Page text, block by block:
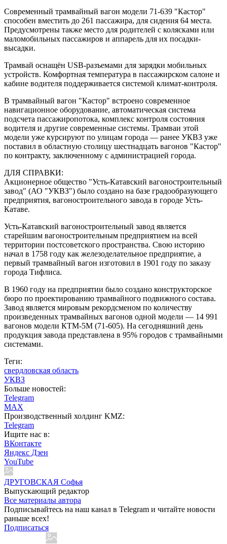
Современный трамвайный вагон модели 71-639 "Кастор"
способен вместить до 261 пассажира, для сидения 64 места.
Предусмотрены также место для родителей с колясками или
маломобильных пассажиров и аппарель для их посадки-
высадки.
Трамвай оснащён USB-разъемами для зарядки мобильных
устройств. Комфортная температура в пассажирском салоне и
кабине водителя поддерживается системой климат-контроля.
В трамвайный вагон "Кастор" встроено современное
навигационное оборудование, автоматическая система
подсчета пассажиропотока, комплекс контроля состояния
водителя и другие современные системы. Трамваи этой
модели уже курсируют по улицам города — ранее УКВЗ уже
поставил в областную столицу шестнадцать вагонов "Кастор"
по контракту, заключенному с администрацией города.
ДЛЯ СПРАВКИ:
Акционерное общество "Усть-Катавский вагоностроительный
завод" (АО "УКВЗ") было создано на базе градообразующего
предприятия, вагоностроительного завода в городе Усть-
Катаве.
Усть-Катавский вагоностроительный завод является
старейшим вагоностроительным предприятием на всей
территории постсоветского пространства. Свою историю
начал в 1758 году как железоделательное предприятие, а
первый трамвайный вагон изготовил в 1901 году по заказу
города Тифлиса.
В 1960 году на предприятии было создано конструкторское
бюро по проектированию трамвайного подвижного состава.
Завод является мировым рекордсменом по количеству
произведенных трамвайных вагонов одной модели — 14 991
вагонов модели КТМ-5М (71-605). На сегодняшний день
продукция завода представлена в 95% городов с трамвайными
системами.
Теги:
свердловская область
УКВЗ
Больше новостей:
Telegram
MAX
Производственный холдинг KMZ:
Telegram
Ищите нас в:
ВКонтакте
Яндекс Дзен
YouTube
ДРУГОВСКАЯ Софья
Выпускающий редактор
Все материалы автора
Подписывайтесь на наш канал в Telegram и читайте новости
раньше всех!
Подписаться